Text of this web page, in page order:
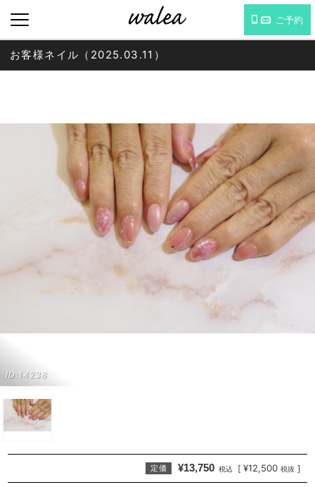
ご予約
ID:14238
お客様ネイル（2025.03.11）
定価 ¥13,750 税込 [ ¥12,500 税抜 ]